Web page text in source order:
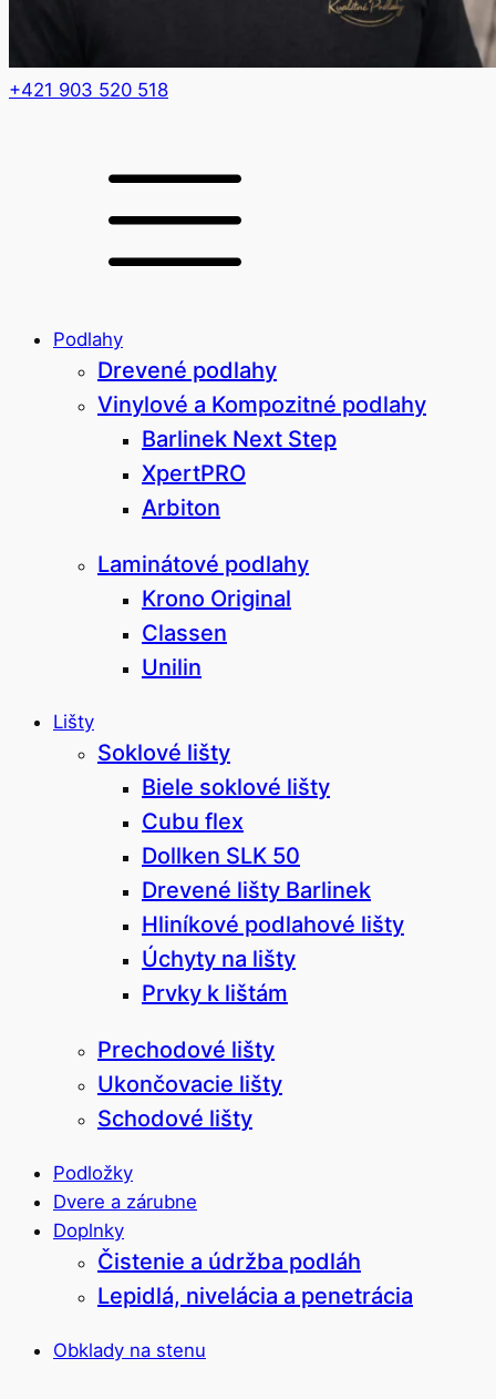
+421 903 520 518
Podlahy
Drevené podlahy
Vinylové a Kompozitné podlahy
Barlinek Next Step
XpertPRO
Arbiton
Laminátové podlahy
Krono Original
Classen
Unilin
Lišty
Soklové lišty
Biele soklové lišty
Cubu flex
Dollken SLK 50
Drevené lišty Barlinek
Hliníkové podlahové lišty
Úchyty na lišty
Prvky k lištám
Prechodové lišty
Ukončovacie lišty
Schodové lišty
Podložky
Dvere a zárubne
Doplnky
Čistenie a údržba podláh
Lepidlá, nivelácia a penetrácia
Obklady na stenu